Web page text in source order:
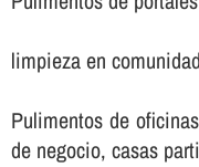
limpieza en
Pulimentos de
de negocio, casas